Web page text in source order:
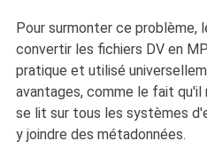
Pour surmonter ce problème,
convertir les fichiers DV en
pratique et utilisé
avantages, comme le fait
se lit sur tous les systèmes
y joindre des métadonnées.